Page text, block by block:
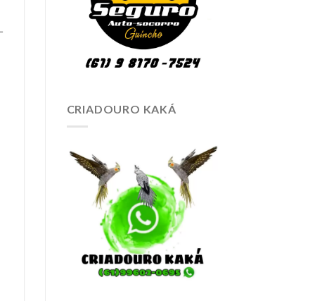
CRIADOURO KAKÁ